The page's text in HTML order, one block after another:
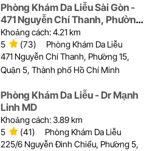
Phòng Khám Da Liễu Sài Gòn -
471 Nguyễn Chí Thanh, Phường
15, Quận 5
Khoảng cách: 4.21 km
5
(73)
Phòng Khám Da Liễu
471 Nguyễn Chí Thanh, Phường 15,
Quận 5, Thành phố Hồ Chí Minh
Phòng Khám Da Liễu - Dr Mạnh
Linh MD
Khoảng cách: 3.89 km
5
(41)
Phòng Khám Da Liễu
225/6 Nguyễn Đình Chiểu, Phường 5,